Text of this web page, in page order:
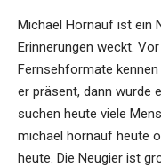
Michael Hornauf ist ein
Erinnerungen weckt.
Fernsehformate
er präsent, dann wurde
suchen heute viele
michael hornauf heute
heute. Die Neugier ist